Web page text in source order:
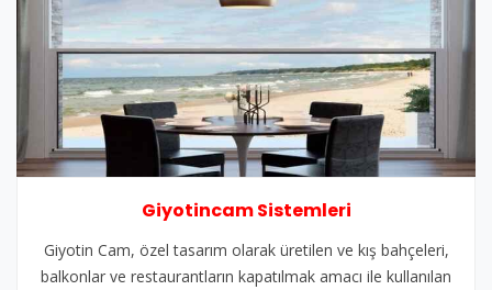
Giyotincam Sistemleri
Giyotin Cam, özel tasarım olarak üretilen ve kış bahçeleri,
balkonlar ve restaurantların kapatılmak amacı ile kullanılan